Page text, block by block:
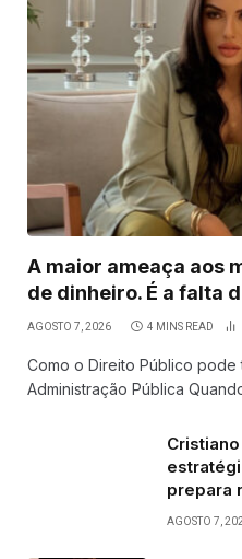
A maior ameaça aos
de dinheiro. É a falta
AGOSTO 7, 2026 4 MINS READ
Como o Direito Público
Administração Pública
prepara
AGOSTO 7,